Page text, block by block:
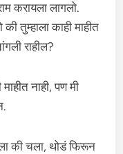
करायला लागलो.
तुम्हाला काही माहीत
राहील?
नाही, पण मी
की चला, थोडं फिरून